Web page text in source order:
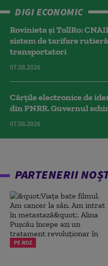
DIGI ECONOMIC
Rovinieta și TollRo:
sistem de tarifare
transportatori
07.08.2026
Cărțile electronice de
din PNRR. Guvernul
07.08.2026
PARTENERII
PE ROZ